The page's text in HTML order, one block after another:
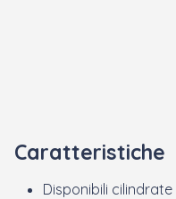
Caratteristiche
Disponibili cilindrate